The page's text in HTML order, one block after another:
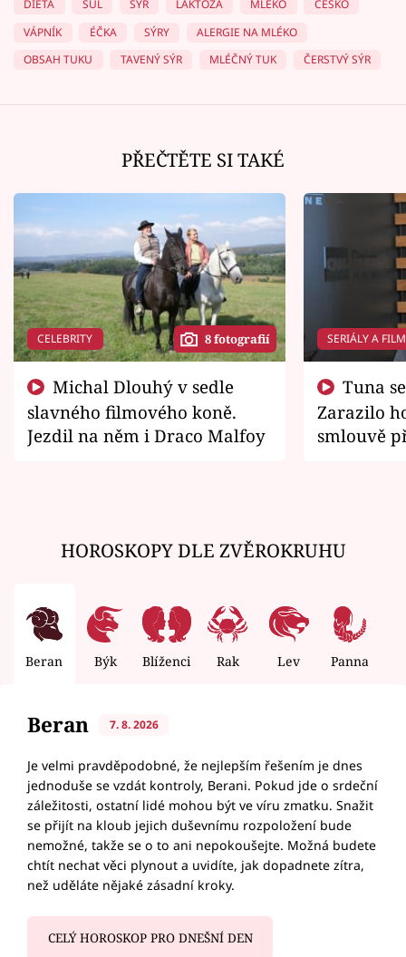
DIETA SŮL SÝR LAKTÓZA MLÉKO
ČESKO
VÁPNÍK
ÉČKA SÝRY
ALERGIE NA MLÉKO
OBSAH TUKU
TAVENÝ SÝR MLÉČNÝ TUK ČERSTVÝ SÝR
PŘEČTĚTE SI TAKÉ
CELEBRITY 8 fotografií
slavného filmového koně.
Jezdil na něm i Draco Malfoy
SERIÁLY A
Zarazilo
smlouvě
HOROSKOPY DLE ZVĚROKRUHU
Beran Býk Blíženci Rak Lev Panna
Beran 7. 8. 2026
Je velmi pravděpodobné, že nejlepším řešením je dnes
jednoduše se vzdát kontroly, Berani. Pokud jde o srdeční
záležitosti, ostatní lidé mohou být ve víru zmatku. Snažit
se přijít na kloub jejich duševnímu rozpoložení bude
nemožné, takže se o to ani nepokoušejte. Možná budete
chtít nechat věci plynout a uvidíte, jak dopadnete zítra,
než uděláte nějaké zásadní kroky.
CELÝ HOROSKOP PRO DNEŠNÍ DEN